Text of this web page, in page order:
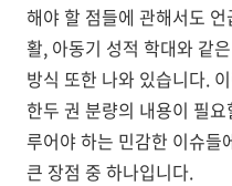
해야 할 점들에 관해서도
활, 아동기 성적 학대와 같
방식 또한 나와 있습니다.
한두 권 분량의 내용이 필
루어야 하는 민감한 이슈들
큰 장점 중 하나입니다.